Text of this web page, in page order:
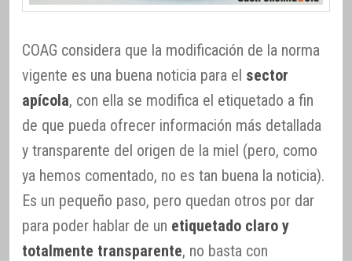
COAG considera que la modificación de la norma
vigente es una buena noticia para el sector
apícola, con ella se modifica el etiquetado a fin
de que pueda ofrecer información más detallada
y transparente del origen de la miel (pero, como
ya hemos comentado, no es tan buena la noticia).
Es un pequeño paso, pero quedan otros por dar
para poder hablar de un etiquetado claro y
totalmente transparente, no basta con